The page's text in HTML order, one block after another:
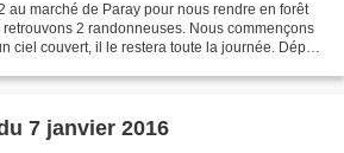
au marché de Paray pour nous rendre en forêt
2 randonneuses. Nous commençons
ciel couvert, il le restera toute la journée. Départ
7 janvier 2016